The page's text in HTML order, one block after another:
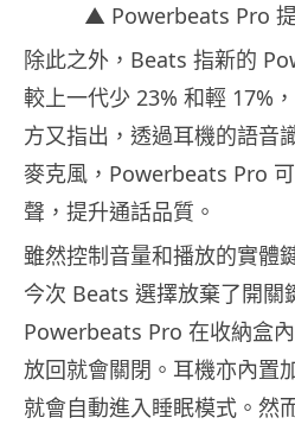
▲ Powerbeats Pro
除此之外，Beats 指新的
較上一代少 23% 和輕 17%
方又指出，透過耳機的語音
麥克風，Powerbeats Pro
聲，提升通話品質。
雖然控制音量和播放的實體
今次 Beats 選擇放棄了開關
Powerbeats Pro 在收納盒
放回就會關閉。耳機亦內置
就會自動進入睡眠模式。然